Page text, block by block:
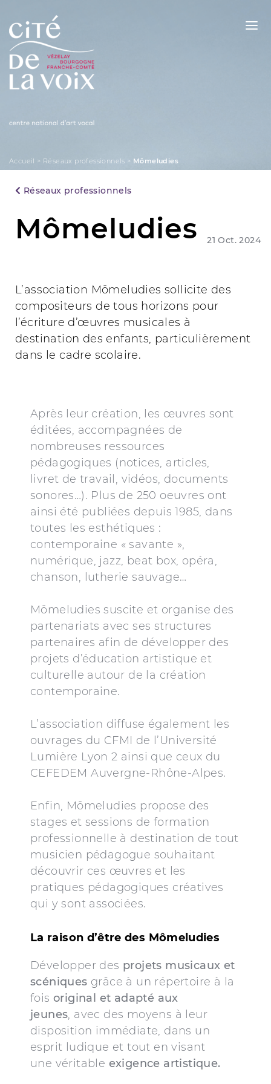
Skip
content
Accueil > Réseaux professionnels > Mômeludies
Réseaux professionnels
Mômeludies 21 Oct. 2024
L’association Mômeludies sollicite des
compositeurs de tous horizons pour
l’écriture d’œuvres musicales à
destination des enfants, particulièrement
dans le cadre scolaire.
Après leur création, les œuvres sont
éditées, accompagnées de
nombreuses ressources
pédagogiques (notices, articles,
livret de travail, vidéos, documents
sonores…). Plus de 250 oeuvres ont
ainsi été publiées depuis 1985, dans
toutes les esthétiques :
contemporaine « savante »,
numérique, jazz, beat box, opéra,
chanson, lutherie sauvage…
Mômeludies suscite et organise des
partenariats avec ses structures
partenaires afin de développer des
projets d’éducation artistique et
culturelle autour de la création
contemporaine.
L’association diffuse également les
ouvrages du CFMI de l’Université
Lumière Lyon 2 ainsi que ceux du
CEFEDEM Auvergne-Rhône-Alpes.
Enfin, Mômeludies propose des
stages et sessions de formation
professionnelle à destination de tout
musicien pédagogue souhaitant
découvrir ces œuvres et les
pratiques pédagogiques créatives
qui y sont associées.
La raison d’être des Mômeludies
Développer des projets musicaux et
scéniques grâce à un répertoire à la
fois original et adapté aux
jeunes, avec des moyens à leur
disposition immédiate, dans un
esprit ludique et tout en visant
une véritable exigence artistique.